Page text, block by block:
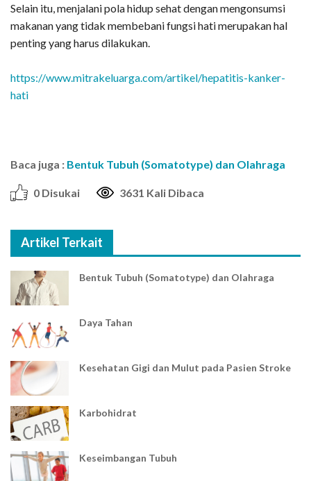
Selain itu, menjalani pola hidup sehat dengan mengonsumsi
makanan yang tidak membebani fungsi hati merupakan hal
penting yang harus dilakukan.
https://www.mitrakeluarga.com/artikel/hepatitis-kanker-
hati
Baca juga : Bentuk Tubuh (Somatotype) dan Olahraga
0 Disukai 3631 Kali Dibaca
Artikel Terkait
Bentuk Tubuh (Somatotype) dan Olahraga
Daya Tahan
Kesehatan Gigi dan Mulut pada Pasien Stroke
Karbohidrat
Keseimbangan Tubuh